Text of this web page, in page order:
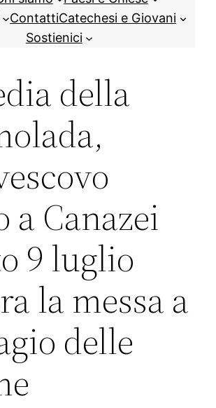
ContattiCatechesi e Giovani
Sostienici
della
a Canazei
9 luglio
la messa a
delle